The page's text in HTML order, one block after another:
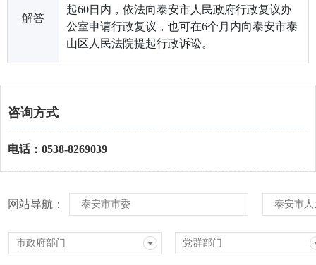
解答
起60日内，依法向泰安市人民政府行政复议办
公室申请行政复议，也可在6个月内向泰安市泰
山区人民法院提起行政诉讼。
咨询方式
电话：0538-8269039
网站导航： 泰安市市委 泰安市人
市政府部门 党群部门